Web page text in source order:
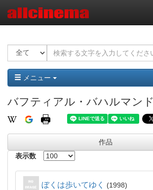
メニュー
バフティアル・バハルマンド
作品
表示数
ぼくは歩いてゆく 1998